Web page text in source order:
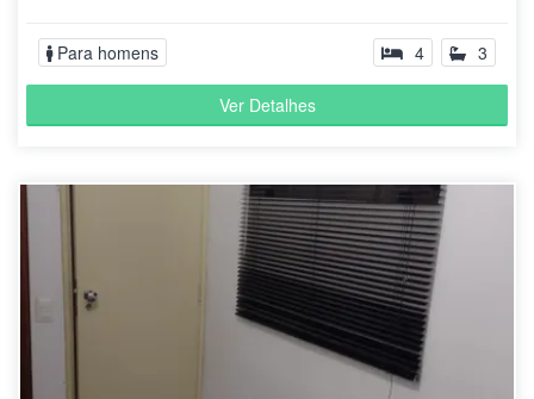
Para homens 4 3
Ver Detalhes